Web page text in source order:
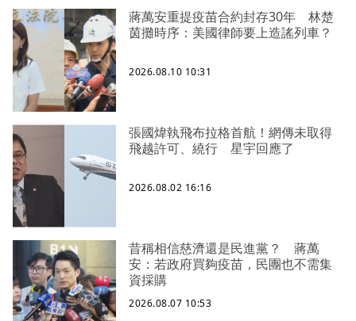
蔣萬安重提疫苗合約封存30年 林楚
茵攤時序：美國律師要上造謠列車？
2026.08.10 10:31
張國煒執飛布拉格首航！網傳未取得
飛越許可、繞行 星宇回應了
2026.08.02 16:16
昔稱相信慈濟還是民進黨？ 蔣萬
安：若政府買夠疫苗，民團也不需集
資採購
2026.08.07 10:53